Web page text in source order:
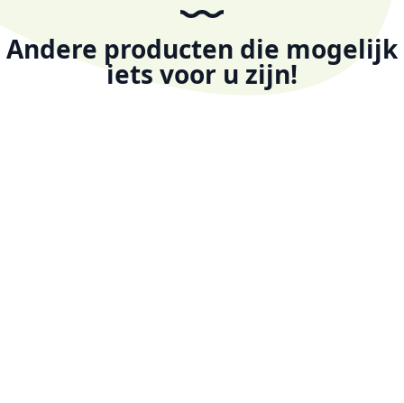
Andere producten die mogelijk
iets voor u zijn!